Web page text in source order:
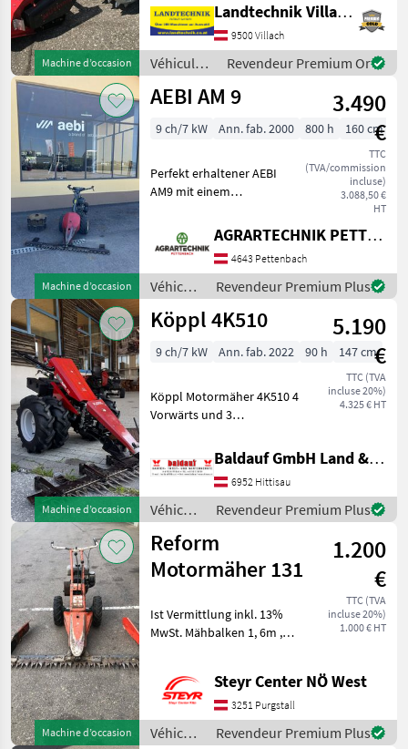
Machine d’occasion
démarreur électrique, écran
graphique HMI Premium au
design renouvelé, avec
écran de régl
Landtechnik Villach GmbH
9500 Villach
Véhicules
agricoles
à moteur /
Revendeur Premium Or
Machine d’occasion
AEBI AM 9
3.490
€
TTC
(TVA/commission
incluse)
3.088,50 €
HT
9 ch/7 kW Ann. fab. 2000 800 h 160 cm
Perfekt erhaltener AEBI
AM9 mit einem
sofort Einsatzbereit
inklusive Gitterräder zu den
Gummiräder 4x
Ersatzmesser sind dabei
Type de mote
AGRARTECHNIK PETTENBACH GMBH
4643 Pettenbach
Véhicules
agricoles
à
Aebi
Revendeur Premium Plus
Machine d’occasion
Köppl 4K510
5.190
€
TTC (TVA
incluse 20%)
4.325 € HT
9 ch/7 kW Ann. fab. 2022 90 h 147 cm
Köppl Motormäher 4K510 4
Vorwärts und 3
zuschaltbare
Differentialsperre, 4 Takt
Subaru Benzinmotor mit 9
PS, Kraftstoffpumpe,
Werkzeugkasten, 5.00-10
Baldauf GmbH Land & Forsttechnik - Kommunal & Gartengeräte
6952 Hittisau
Véhicules
agricoles
à
moteur /
Köppl
Revendeur Premium Plus
Machine d’occasion
Reform
Motormäher 131
1.200
€
TTC (TVA
incluse 20%)
1.000 € HT
Ist Vermittlung inkl. 13%
MwSt. Mähbalken 1, 6m ,
Véhicules agricoles à
moteur Motoculteurs
Steyr Center NÖ West
3251 Purgstall
Véhicules
Revendeur Premium Plus